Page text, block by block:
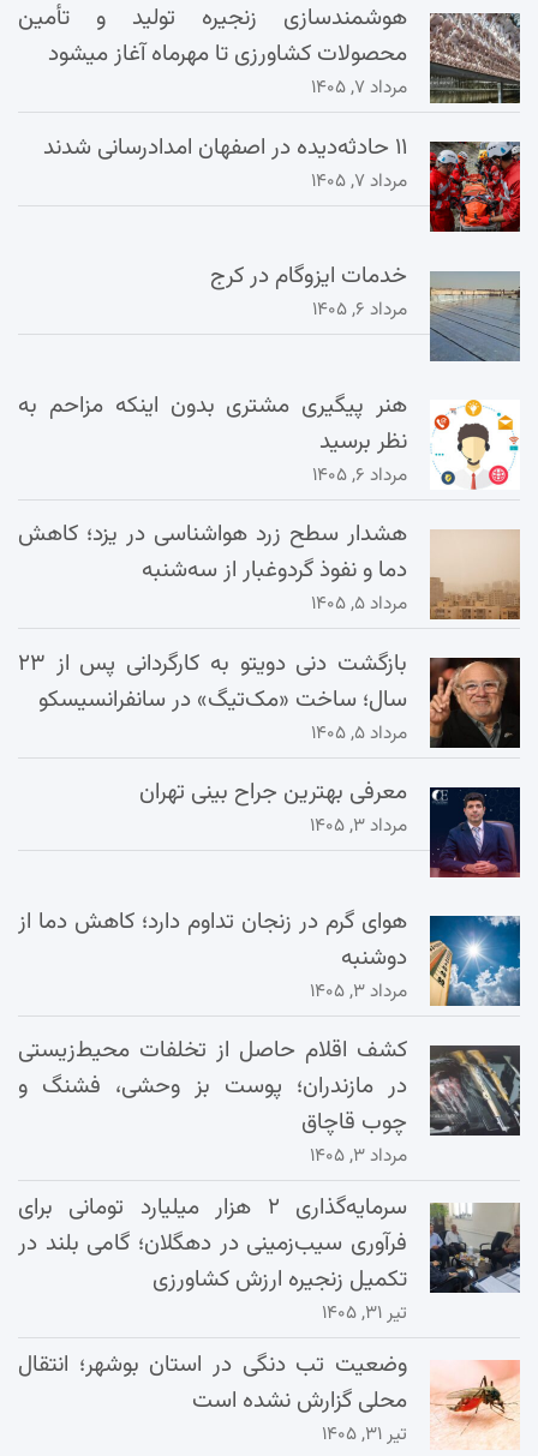
هوشمندسازی زنجیره تولید و تأمین
محصولات کشاورزی تا مهرماه آغاز میشود
مرداد ۷, ۱۴۰۵
۱۱ حادثه‌دیده در اصفهان امدادرسانی شدند
مرداد ۷, ۱۴۰۵
خدمات ایزوگام در کرج
مرداد ۶, ۱۴۰۵
هنر پیگیری مشتری بدون اینکه مزاحم به
نظر برسید
مرداد ۶, ۱۴۰۵
هشدار سطح زرد هواشناسی در یزد؛ کاهش
دما و نفوذ گردوغبار از سه‌شنبه
مرداد ۵, ۱۴۰۵
بازگشت دنی دویتو به کارگردانی پس از ۲۳
سال؛ ساخت «مک‌تیگ» در سانفرانسیسکو
مرداد ۵, ۱۴۰۵
معرفی بهترین جراح بینی تهران
مرداد ۳, ۱۴۰۵
هوای گرم در زنجان تداوم دارد؛ کاهش دما از
دوشنبه
مرداد ۳, ۱۴۰۵
کشف اقلام حاصل از تخلفات محیط‌زیستی
در مازندران؛ پوست بز وحشی، فشنگ و
چوب قاچاق
مرداد ۳, ۱۴۰۵
سرمایه‌گذاری ۲ هزار میلیارد تومانی برای
فرآوری سیب‌زمینی در دهگلان؛ گامی بلند در
تکمیل زنجیره ارزش کشاورزی
تیر ۳۱, ۱۴۰۵
وضعیت تب دنگی در استان بوشهر؛ انتقال
محلی گزارش نشده است
تیر ۳۱, ۱۴۰۵